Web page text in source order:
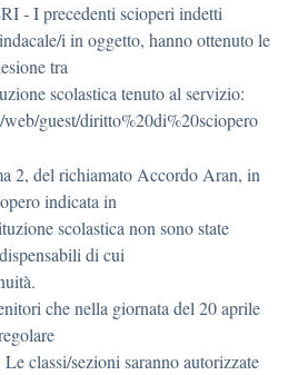
‐ I precedenti scioperi indetti
i in oggetto, hanno ottenuto le
tra
scolastica tenuto al servizio:
guest/diritto%20di%20sciopero
2, del richiamato Accordo Aran, in
indicata in
scolastica non sono state
di cui
che nella giornata del 20 aprile
classi/sezioni saranno autorizzate